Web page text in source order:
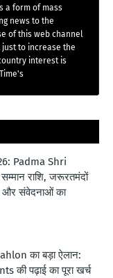
a form of mass
news to the
of this web channel
to increase the
interest is
Padma Shri
राशि, जरूरतमंदों
और संवेदनाओं का
का बड़ा ऐलान:
की पढ़ाई का पूरा खर्च